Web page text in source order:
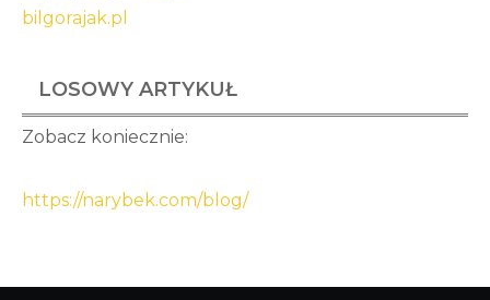
bilgorajak.pl
LOSOWY ARTYKUŁ
Zobacz koniecznie:
https://narybek.com/blog/